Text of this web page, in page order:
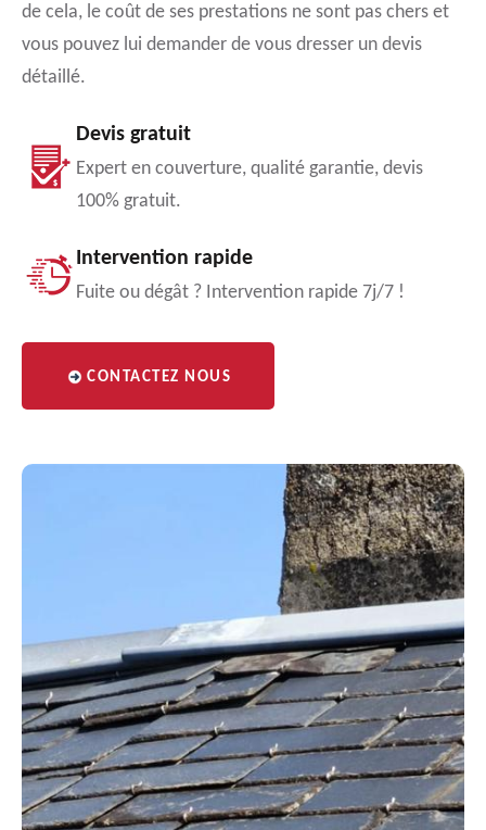
de cela, le coût de ses prestations ne sont pas chers et
vous pouvez lui demander de vous dresser un devis
détaillé.
Devis gratuit
Expert en couverture, qualité garantie, devis
100% gratuit.
Intervention rapide
Fuite ou dégât ? Intervention rapide 7j/7 !
CONTACTEZ NOUS